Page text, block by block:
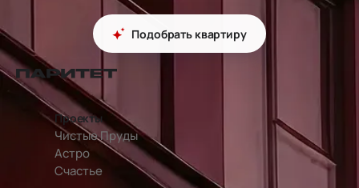
Подобрать квартиру
перейти на главную страницу
Проекты
Чистые Пруды
Астро
Счастье